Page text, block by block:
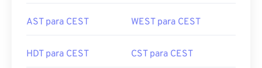
AST para CEST WEST para CEST
HDT para CEST CST para CEST